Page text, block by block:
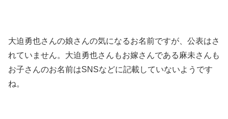
大迫勇也さんの娘さんの気になるお名前ですが、公表はさ
れていません。大迫勇也さんもお嫁さんである麻未さんも
お子さんのお名前はSNSなどに記載していないようです
ね。